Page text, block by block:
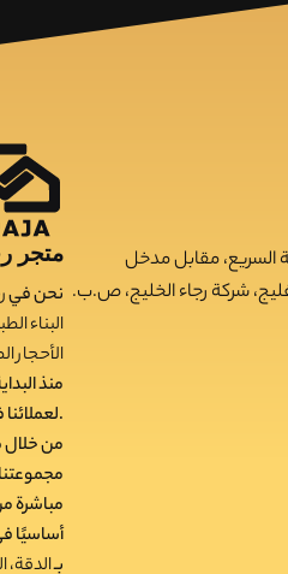
متجر
نحن في
البناء
الأحجار
منذ
لعملائنا في جميع أنحاء العالم.
من خلال
مباشرة
أساسيًا
بـالدقة،
السريع، مقابل مدخل
شركة رجاء الخليج، ص.ب.